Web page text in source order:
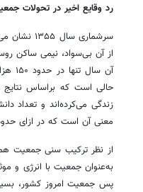
رد وقایع اخیر در تحولات
معنی آن است که در ازای حدود ۳/۲ برابر شدن جمعیت، تعداد دانشجویان، حدوداً ۳۰ برابر شده
پس جمعیت امروز کشور،